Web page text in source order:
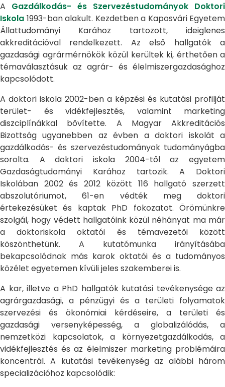
A Gazdálkodás- és Szervezéstudományok Doktori
Iskola 1993-ban alakult. Kezdetben a Kaposvári Egyetem
Állattudományi Karához tartozott, ideiglenes
akkreditációval rendelkezett. Az első hallgatók a
gazdasági agrármérnökök közül kerültek ki, érthetően a
témaválasztásuk az agrár- és élelmiszergazdasághoz
kapcsolódott.
A doktori iskola 2002-ben a képzési és kutatási profilját
terület- és vidékfejlesztés, valamint marketing
diszciplínákkal bővítette. A Magyar Akkreditációs
Bizottság ugyanebben az évben a doktori iskolát a
gazdálkodás- és szervezéstudományok tudományágba
sorolta. A doktori iskola 2004-től az egyetem
Gazdaságtudományi Karához tartozik. A Doktori
Iskolában 2002 és 2012 között 116 hallgató szerzett
abszolutóriumot, 61-en védték meg doktori
értekezésüket és kaptak PhD fokozatot. Örömünkre
szolgál, hogy védett hallgatóink közül néhányat ma már
a doktoriskola oktatói és témavezetői között
köszönthetünk. A kutatómunka irányításába
bekapcsolódnak más karok oktatói és a tudományos
közélet egyetemen kívüli jeles szakemberei is.
A kar, illetve a PhD hallgatók kutatási tevékenysége az
agrárgazdasági, a pénzügyi és a területi folyamatok
szervezési és ökonómiai kérdéseire, a területi és
gazdasági versenyképesség, a globalizálódás, a
nemzetközi kapcsolatok, a környezetgazdálkodás, a
vidékfejlesztés és az élelmiszer marketing problémáira
koncentrál. A kutatási tevékenység az alábbi három
specializációhoz kapcsolódik: